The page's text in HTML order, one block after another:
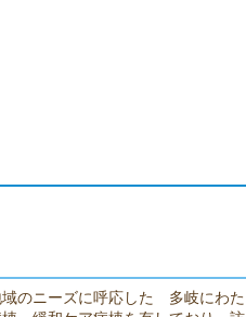
のニーズに呼応した 多岐にわた